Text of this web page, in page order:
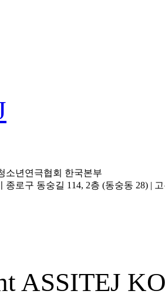
소년연극협회 한국본부
종로구 동숭길 114, 2층 (동숭동 28) |
ASSITEJ